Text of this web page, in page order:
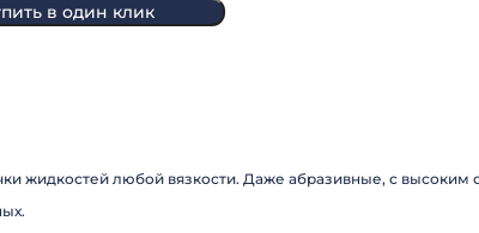
в один клик
жидкостей любой вязкости. Даже абразивные, с